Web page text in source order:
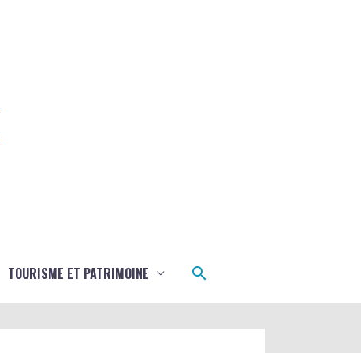
TOURISME ET PATRIMOINE Rechercher